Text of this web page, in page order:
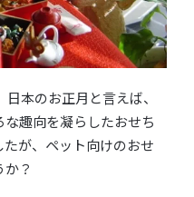
本のお正月と言えば、
趣向を凝らしたおせち
が、ペット向けのおせ
？